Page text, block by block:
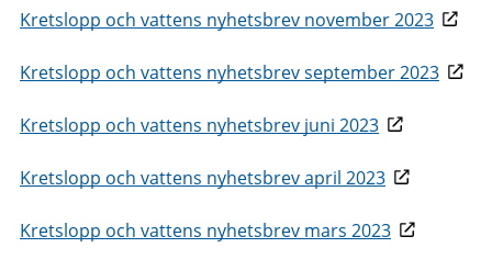
Kretslopp och vattens nyhetsbrev november 2023
Kretslopp och vattens nyhetsbrev september 2023
Kretslopp och vattens nyhetsbrev juni 2023
Kretslopp och vattens nyhetsbrev april 2023
Kretslopp och vattens nyhetsbrev mars 2023